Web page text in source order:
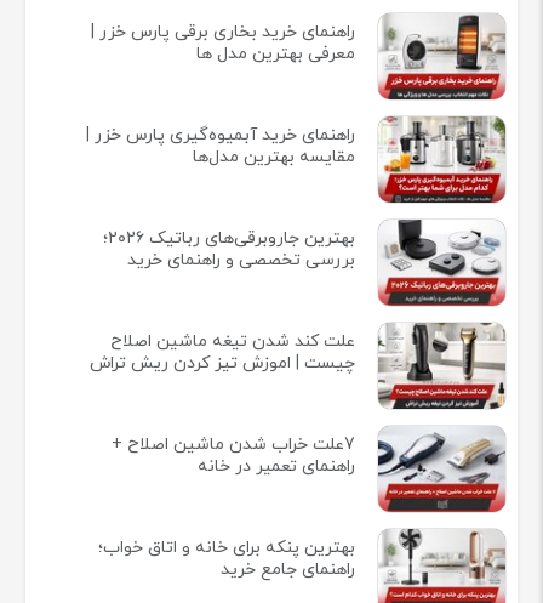
راهنمای خرید بخاری برقی پارس خزر |
معرفی بهترین مدل ها
راهنمای خرید آبمیوه‌گیری پارس خزر |
مقایسه بهترین مدل‌ها
بهترین جاروبرقی‌های رباتیک ۲۰۲۶؛
بررسی تخصصی و راهنمای خرید
علت کند شدن تیغه ماشین اصلاح
چیست | اموزش تیز کردن ریش تراش
7علت خراب شدن ماشین اصلاح +
راهنمای تعمیر در خانه
بهترین پنکه برای خانه و اتاق خواب؛
راهنمای جامع خرید